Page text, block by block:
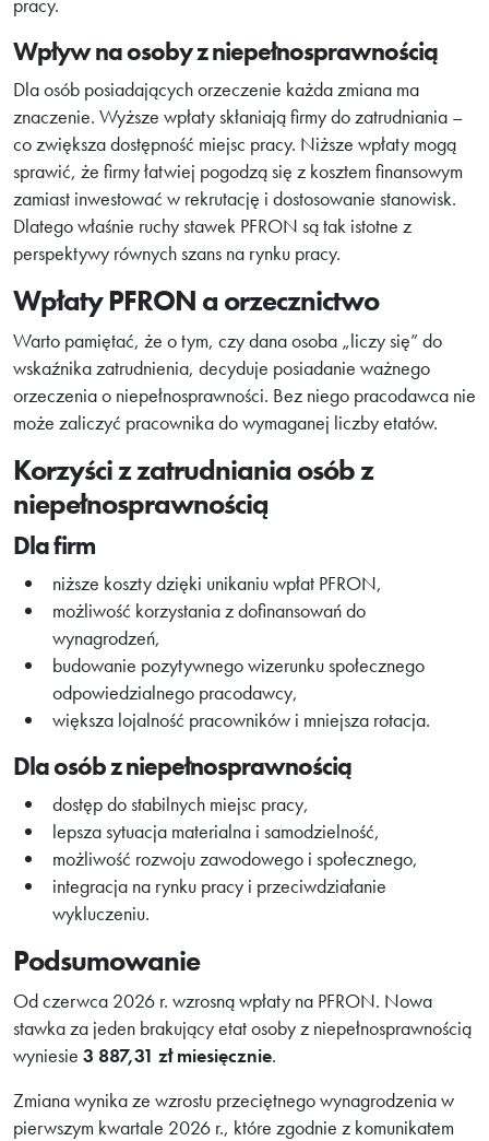
Wpływ na osoby z niepełnosprawnością
Dla osób posiadających orzeczenie każda zmiana ma
znaczenie. Wyższe wpłaty skłaniają firmy do zatrudniania –
co zwiększa dostępność miejsc pracy. Niższe wpłaty mogą
sprawić, że firmy łatwiej pogodzą się z kosztem finansowym
zamiast inwestować w rekrutację i dostosowanie stanowisk.
Dlatego właśnie ruchy stawek PFRON są tak istotne z
perspektywy równych szans na rynku pracy.
Wpłaty PFRON a orzecznictwo
Warto pamiętać, że o tym, czy dana osoba „liczy się” do
wskaźnika zatrudnienia, decyduje posiadanie ważnego
orzeczenia o niepełnosprawności. Bez niego pracodawca nie
może zaliczyć pracownika do wymaganej liczby etatów.
Korzyści z zatrudniania osób z
niepełnosprawnością
Dla firm
niższe koszty dzięki unikaniu wpłat PFRON,
możliwość korzystania z dofinansowań do
wynagrodzeń,
budowanie pozytywnego wizerunku społecznego
odpowiedzialnego pracodawcy,
większa lojalność pracowników i mniejsza rotacja.
Dla osób z niepełnosprawnością
dostęp do stabilnych miejsc pracy,
lepsza sytuacja materialna i samodzielność,
możliwość rozwoju zawodowego i społecznego,
integracja na rynku pracy i przeciwdziałanie
wykluczeniu.
Podsumowanie
Od czerwca 2026 r. wzrosną wpłaty na PFRON. Nowa
stawka za jeden brakujący etat osoby z niepełnosprawnością
wyniesie 3 887,31 zł miesięcznie.
Zmiana wynika ze wzrostu przeciętnego wynagrodzenia w
pierwszym kwartale 2026 r., które zgodnie z komunikatem